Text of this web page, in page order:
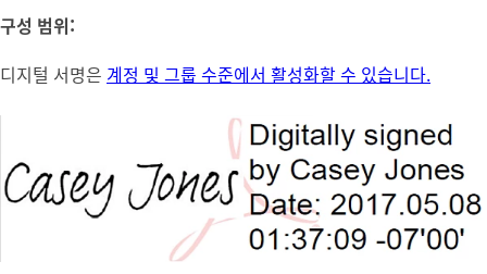
구성 범위:
디지털 서명은 계정 및 그룹 수준에서 활성화할 수 있습니다.